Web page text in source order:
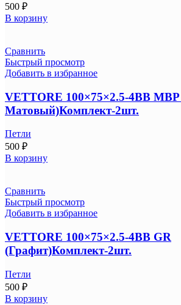
500 ₽
В корзину
Сравнить
Быстрый просмотр
Добавить в избранное
VETTORE 100×75×2.5-4BB
Матовый)Комплект-2шт.
Петли
500 ₽
В корзину
Сравнить
Быстрый просмотр
Добавить в избранное
VETTORE 100×75×2.5-4BB GR
(Графит)Комплект-2шт.
Петли
500 ₽
В корзину